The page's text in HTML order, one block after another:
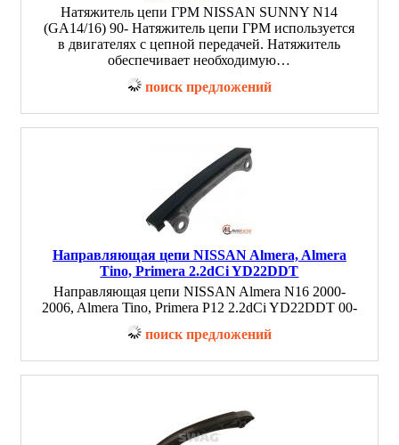
Натяжитель цепи ГРМ NISSAN SUNNY N14
(GA14/16) 90- Натяжитель цепи ГРМ используется
в двигателях с цепной передачей. Натяжитель
обеспечивает необходимую…
поиск предложений
Направляющая цепи NISSAN Almera, Almera
Tino, Primera 2.2dCi YD22DDT
Направляющая цепи NISSAN Almera N16 2000-
2006, Almera Tino, Primera P12 2.2dCi YD22DDT 00-
поиск предложений